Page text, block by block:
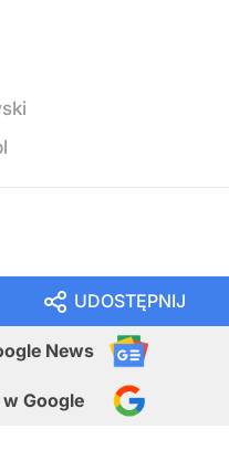
UDOSTĘPNIJ
News
w Google